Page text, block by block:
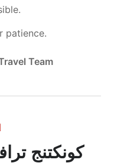
patience.
Team
كونكتنج